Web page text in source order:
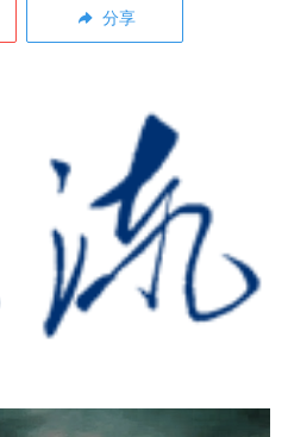
分享